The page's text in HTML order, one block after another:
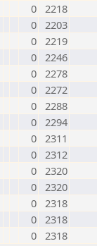
0 2218
0 2203
0 2219
0 2246
0 2278
0 2272
0 2288
0 2294
0 2311
0 2312
0 2320
0 2320
0 2318
0 2318
0 2318